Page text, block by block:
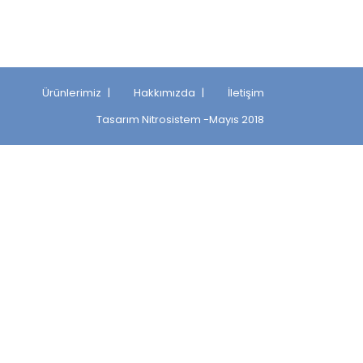
Ürünlerimiz Hakkımızda
İletişim
Tasarım Nitrosistem -Mayıs 2018